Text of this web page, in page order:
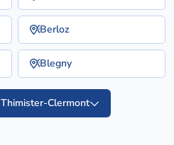
Berloz
Blegny
Clermont